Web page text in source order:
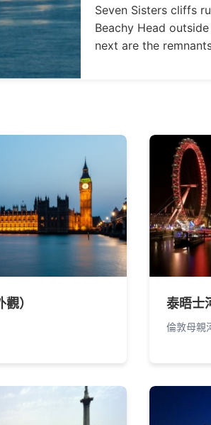
Seven Sisters cliffs
Beachy Head
next are the
） 泰晤士
倫敦母親